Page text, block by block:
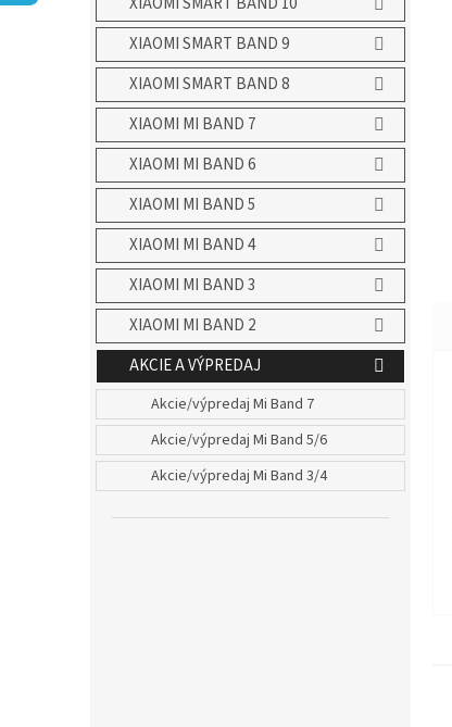
XIAOMI SMART BAND 9
XIAOMI SMART BAND 8
XIAOMI MI BAND 7
XIAOMI MI BAND 6
XIAOMI MI BAND 5
XIAOMI MI BAND 4
XIAOMI MI BAND 3
XIAOMI MI BAND 2
AKCIE A VÝPREDAJ
Akcie/výpredaj Mi Band 7
Akcie/výpredaj Mi Band 5/6
Akcie/výpredaj Mi Band 3/4